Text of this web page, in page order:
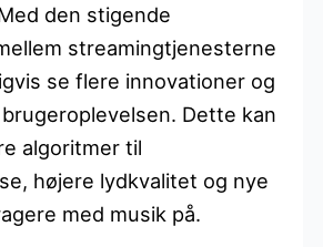
den stigende
streamingtjenesterne
se flere innovationer og
Dette kan
algoritmer til
højere lydkvalitet og nye
med musik på.